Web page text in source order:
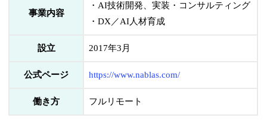
事業内容
・AI技術開発、実装・コンサルティング
・DX／AI人材育成
設立 2017年3月
公式ページ https://www.nablas.com/
働き方 フルリモート